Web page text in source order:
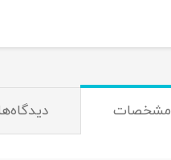
مشخصات